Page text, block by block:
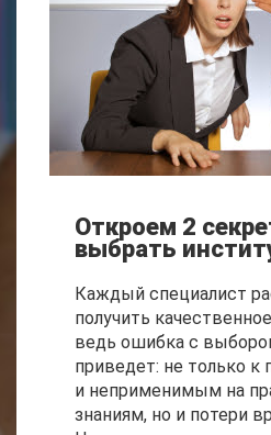
Откроем 2
выбрать
Каждый специалист
получить
ведь ошибка с
приведет: не только
и неприменимым на
знаниям, но и потери